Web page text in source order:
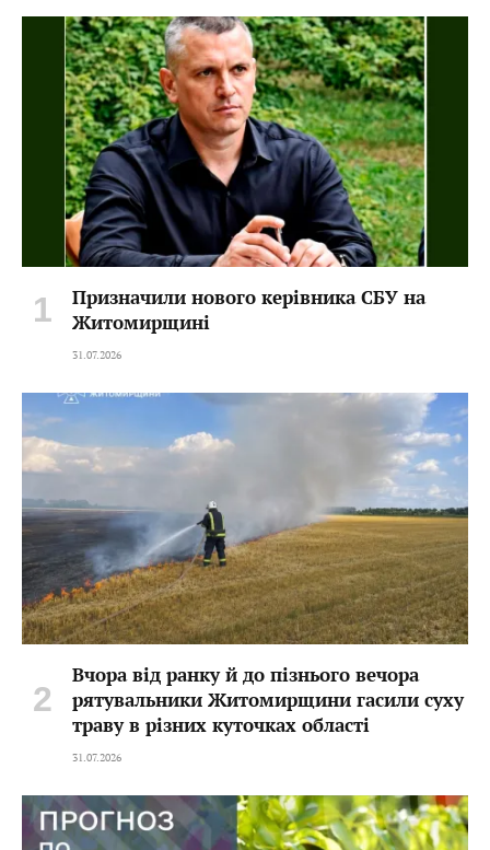
Призначили нового керівника СБУ на
Житомирщині
31.07.2026
Вчора від ранку й до пізнього вечора
рятувальники Житомирщини гасили суху
траву в різних куточках області
31.07.2026